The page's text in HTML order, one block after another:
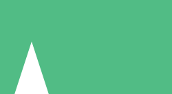
Kreditpaket
Inget månatligt åtagande